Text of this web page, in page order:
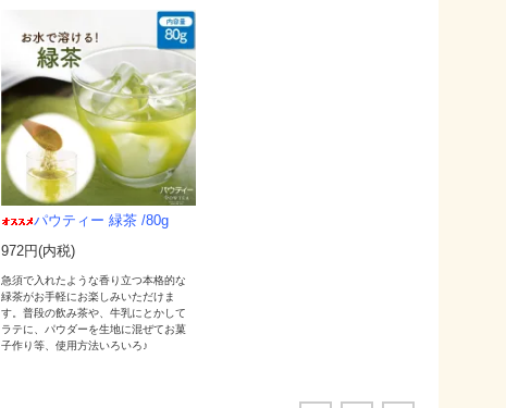
パウティー 緑茶 /80g
972円(内税)
急須で入れたような香り立つ本格的な
緑茶がお手軽にお楽しみいただけま
す。普段の飲み茶や、牛乳にとかして
ラテに、パウダーを生地に混ぜてお菓
子作り等、使用方法いろいろ♪